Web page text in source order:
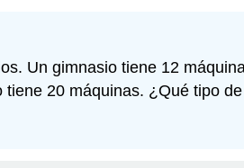
Un gimnasio tiene 12
20 máquinas. ¿Qué tipo